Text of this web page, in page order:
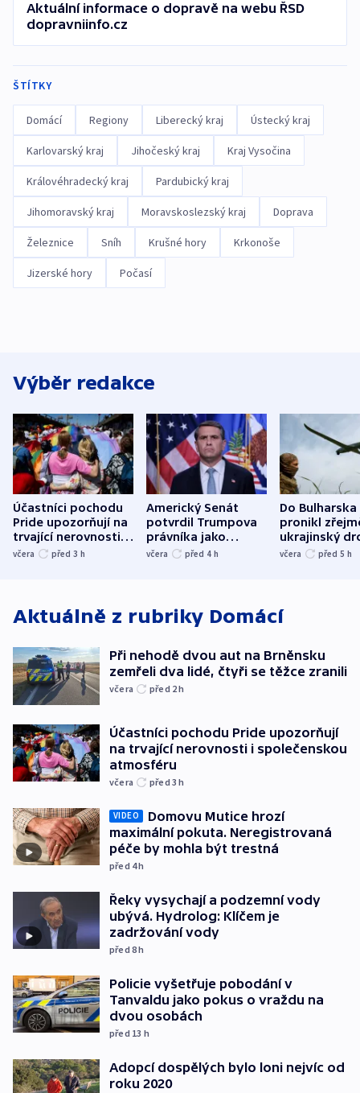
Aktuální informace o dopravě na webu ŘSD
dopravniinfo.cz
ŠTÍTKY
Domácí Regiony Liberecký kraj Ústecký kraj
Karlovarský kraj Jihočeský kraj Kraj Vysočina
Královéhradecký kraj Pardubický kraj
Jihomoravský kraj Moravskoslezský kraj Doprava
Železnice Sníh Krušné hory Krkonoše
Jizerské hory Počasí
Výběr redakce
Účastníci pochodu
Pride upozorňují na
trvající nerovnosti i
společenskou
včera před 3 h
Americký Senát
potvrdil Trumpova
právníka jako
ministra
včera před 4 h
Do Bulharska
pronikl
ukrajinský
explodoval
včera před 5 h
Aktuálně z rubriky Domácí
Při nehodě dvou aut na Brněnsku
zemřeli dva lidé, čtyři se těžce zranili
včera před 2h
Účastníci pochodu Pride upozorňují
na trvající nerovnosti i společenskou
atmosféru
včera před 3h
VIDEO
Domovu Mutice hrozí
maximální pokuta. Neregistrovaná
péče by mohla být trestná
před 4h
Řeky vysychají a podzemní vody
ubývá. Hydrolog: Klíčem je
zadržování vody
před 8h
Policie vyšetřuje pobodání v
Tanvaldu jako pokus o vraždu na
dvou osobách
před 13 h
Adopcí dospělých bylo loni nejvíc od
roku 2020